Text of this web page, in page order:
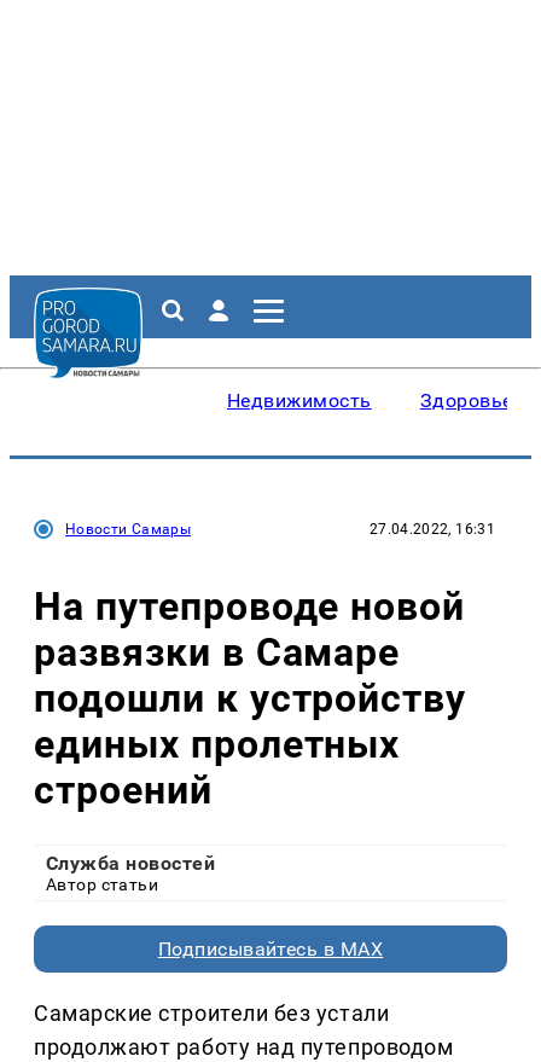
Недвижимость Здоровье
Новости Самары 27.04.2022, 16:31
На путепроводе новой
развязки в Самаре
подошли к устройству
единых пролетных
строений
Служба новостей
Автор статьи
Подписывайтесь в MAX
Самарские строители без устали
продолжают работу над путепроводом